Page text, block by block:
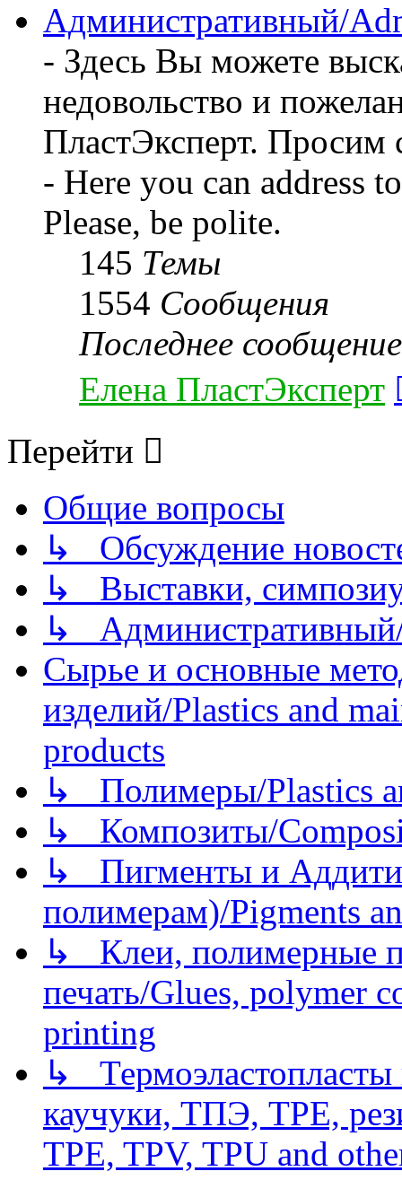
Административный/
- Здесь Вы можете
недовольство и
ПластЭксперт. Просим
- Here you can address
Please, be polite.
145 Темы
1554 Сообщения
Последнее сообщение
Елена ПластЭксперт
Перейти
Общие вопросы
↳ Обсуждение
↳ Выставки,
↳
Сырье и основные
изделий/Plastics and
products
↳ Полимеры/Plastics
↳ Композиты/
↳ Пигменты и
полимерам)/Pigments
↳ Клеи, полимерные
печать/Glues, polymer
printing
↳
каучуки, ТПЭ, TPE,
TPE, TPV, TPU and